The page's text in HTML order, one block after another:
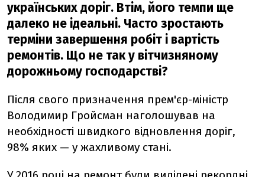
українських доріг. Втім, його темпи ще
далеко не ідеальні. Часто зростають
терміни завершення робіт і вартість
ремонтів. Що не так у вітчизняному
дорожньому господарстві?
Після свого призначення прем'єр-міністр
Володимир Гройсман наголошував на
необхідності швидкого відновлення доріг,
98% яких — у жахливому стані.